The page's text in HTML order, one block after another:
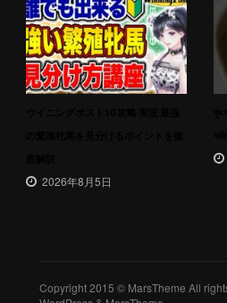
2026年8月5日
Copyright 2015 © MarsTheme All